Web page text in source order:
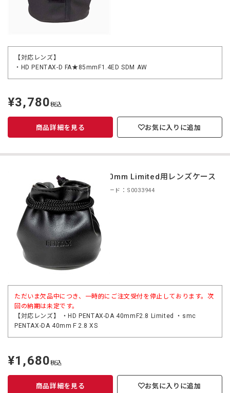
【対応レンズ】
・HD PENTAX-D FA★85mmF1.4ED SDM AW
定
価
¥3,780税込
商品詳細を見る お気に入りに追加
DA 40mm Limited用レンズケース
商品コード：S0033944
ただいま欠品中につき、一時的にご注文受付を停止しております。次
回の納期は未定です。
【対応レンズ】 ・HD PENTAX-DA 40mmF2.8 Limited ・smc
PENTAX-DA 40mmＦ2.8 XS
定
価
¥1,680税込
商品詳細を見る お気に入りに追加